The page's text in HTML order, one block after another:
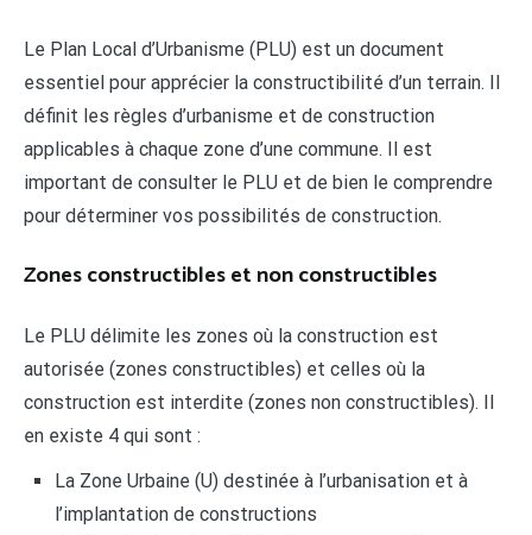
Le Plan Local d’Urbanisme (PLU) est un document
essentiel pour apprécier la constructibilité d’un terrain. Il
définit les règles d’urbanisme et de construction
applicables à chaque zone d’une commune. Il est
important de consulter le PLU et de bien le comprendre
pour déterminer vos possibilités de construction.
Zones constructibles et non constructibles
Le PLU délimite les zones où la construction est
autorisée (zones constructibles) et celles où la
construction est interdite (zones non constructibles). Il
en existe 4 qui sont :
La Zone Urbaine (U) destinée à l’urbanisation et à
l’implantation de constructions